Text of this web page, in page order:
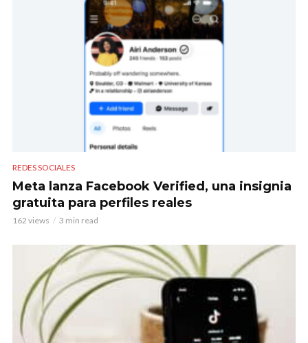
REDES SOCIALES
Meta lanza Facebook Verified, una insignia
gratuita para perfiles reales
162 views 3 min read